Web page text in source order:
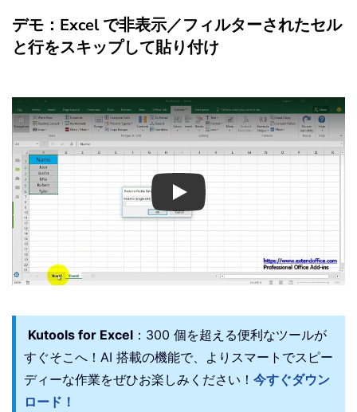
デモ：Excel で非表示／フィルターされたセル
と行をスキップして貼り付け
Play
Kutools for Excel ：300 個を超える便利なツールが
すぐそこへ！AI 搭載の機能で、よりスマートでスピー
ディーな作業をぜひお楽しみください！ 今すぐダウン
ロード！